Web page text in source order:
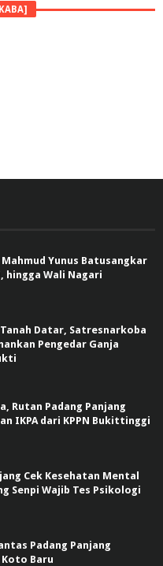
Mahmud Yunus Batusangkar
hingga Wali Nagari
Datar, Satresnarkoba
Pengedar Ganja
Rutan Padang Panjang
IKPA dari KPPN Bukittinggi
Cek Kesehatan Mental
Senpi Wajib Tes Psikologi
Padang Panjang
Koto Baru